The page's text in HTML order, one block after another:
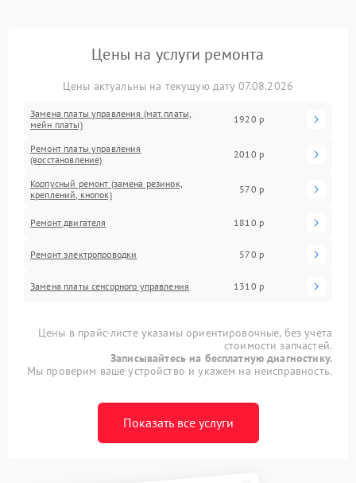
Цены на услуги ремонта
Цены актуальны на текущую дату 07.08.2026
Замена платы управления (мат.платы,
мейн платы)
1920 р
Ремонт платы управления
(восстановление)
2010 р
Корпусный ремонт (замена резинок,
креплений, кнопок)
570 р
Ремонт двигателя 1810 р
Ремонт электропроводки 570 р
Замена платы сенсорного управления 1310 р
Цены в прайс-листе указаны ориентировочные, без учета
стоимости запчастей.
Записывайтесь на бесплатную диагностику.
Мы проверим ваше устройство и укажем на неисправность.
Показать все услуги